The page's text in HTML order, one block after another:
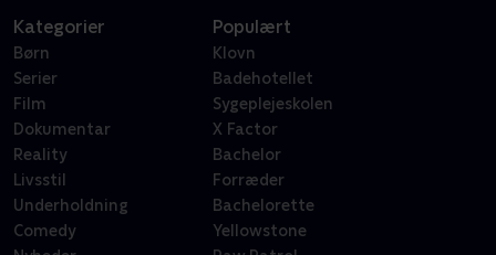
Kategorier
Børn
Serier
Film
Dokumentar
Reality
Livsstil
Underholdning
Comedy
Populært
Klovn
Badehotellet
Sygeplejeskolen
X Factor
Bachelor
Forræder
Bachelorette
Yellowstone